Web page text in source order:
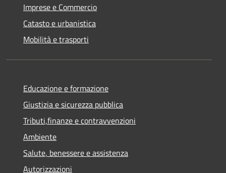
Imprese e Commercio
Catasto e urbanistica
Mobilità e trasporti
Educazione e formazione
Giustizia e sicurezza pubblica
Tributi,finanze e contravvenzioni
Ambiente
Salute, benessere e assistenza
Autorizzazioni